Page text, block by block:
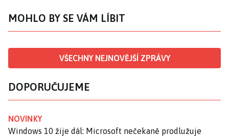
MOHLO BY SE VÁM LÍBIT
VŠECHNY NEJNOVĚJŠÍ ZPRÁVY
DOPORUČUJEME
NOVINKY
Windows 10 žije dál: Microsoft nečekaně prodlužuje